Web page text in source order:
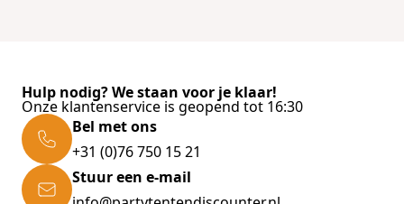
Hulp nodig? We staan voor je klaar!
Onze klantenservice is geopend tot 16:30
Bel met ons
+31 (0)76 750 15 21
Stuur een e-mail